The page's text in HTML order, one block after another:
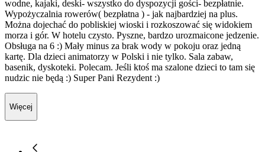
wodne, kajaki, deski- wszystko do dyspozycji gości- bezpłatnie.
Wypożyczalnia rowerów( bezpłatna ) - jak najbardziej na plus.
Można dojechać do pobliskiej wioski i rozkoszować się widokiem
morza i gór. W hotelu czysto. Pyszne, bardzo urozmaicone jedzenie.
Obsługa na 6 :) Mały minus za brak wody w pokoju oraz jedną
kartę. Dla dzieci animatorzy w Polski i nie tylko. Sala zabaw,
basenik, dyskoteki. Polecam. Jeśli ktoś ma szalone dzieci to tam się
nudzic nie będą :) Super Pani Rezydent :)
Więcej